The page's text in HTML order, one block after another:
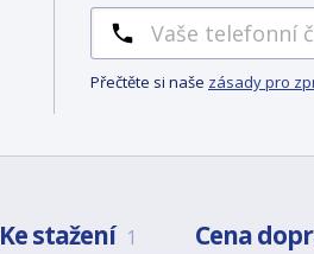
Přečtěte si naše zásady pro
Ke stažení 1 Cena